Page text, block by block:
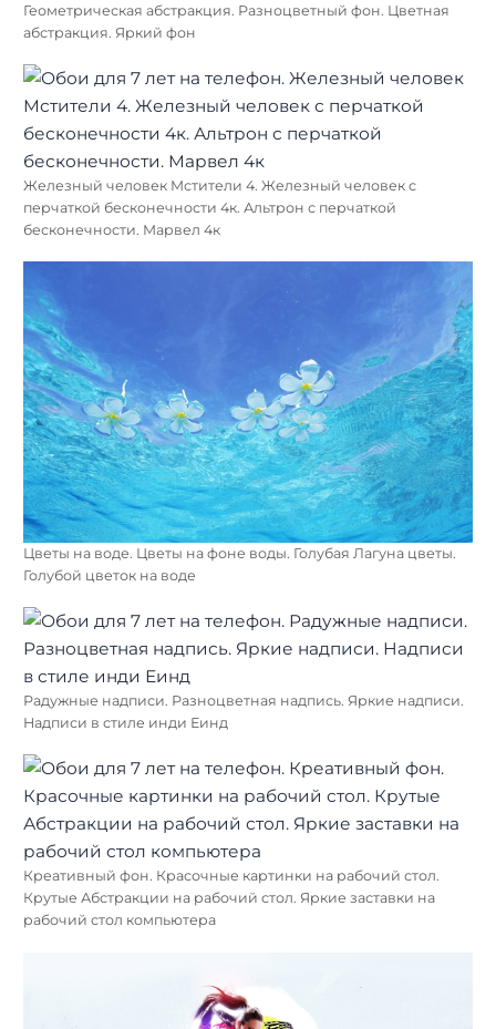
Геометрическая абстракция. Разноцветный фон. Цветная
абстракция. Яркий фон
Железный человек Мстители 4. Железный человек с
перчаткой бесконечности 4к. Альтрон с перчаткой
бесконечности. Марвел 4к
Цветы на воде. Цветы на фоне воды. Голубая Лагуна цветы.
Голубой цветок на воде
Радужные надписи. Разноцветная надпись. Яркие надписи.
Надписи в стиле инди Еинд
Креативный фон. Красочные картинки на рабочий стол.
Крутые Абстракции на рабочий стол. Яркие заставки на
рабочий стол компьютера